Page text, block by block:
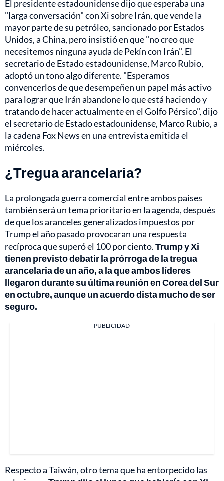
El presidente estadounidense dijo que esperaba una
"larga conversación" con Xi sobre Irán, que vende la
mayor parte de su petróleo, sancionado por Estados
Unidos, a China, pero insistió en que "no creo que
necesitemos ninguna ayuda de Pekín con Irán". El
secretario de Estado estadounidense, Marco Rubio,
adoptó un tono algo diferente. "Esperamos
convencerlos de que desempeñen un papel más activo
para lograr que Irán abandone lo que está haciendo y
tratando de hacer actualmente en el Golfo Pérsico", dijo
el secretario de Estado estadounidense, Marco Rubio, a
la cadena Fox News en una entrevista emitida el
miércoles.
¿Tregua arancelaria?
La prolongada guerra comercial entre ambos países
también será un tema prioritario en la agenda, después
de que los aranceles generalizados impuestos por
Trump el año pasado provocaran una respuesta
recíproca que superó el 100 por ciento.Trump y Xi
tienen previsto debatir la prórroga de la tregua
arancelaria de un año, a la que ambos líderes
llegaron durante su última reunión en Corea del Sur
en octubre, aunque un acuerdo dista mucho de ser
seguro.
PUBLICIDAD
Respecto a Taiwán, otro tema que ha entorpecido las